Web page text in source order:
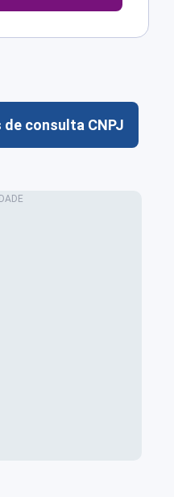
consulta CNPJ